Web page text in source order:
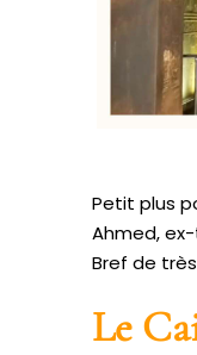
Petit plus
Ahmed,
Bref de
Le